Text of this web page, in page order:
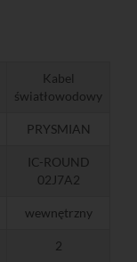
Kabel
światłowodowy
PRYSMIAN
IC-ROUND
02J7A2
wewnętrzny
2